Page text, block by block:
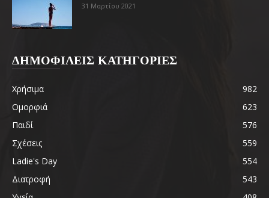
31 Μαρτίου 2021
ΔΗΜΟΦΙΛΕΙΣ ΚΑΤΗΓΟΡΙΕΣ
Χρήσιμα
982
Ομορφιά
623
Παιδί
576
Σχέσεις
559
Ladie's Day
554
Διατροφή
543